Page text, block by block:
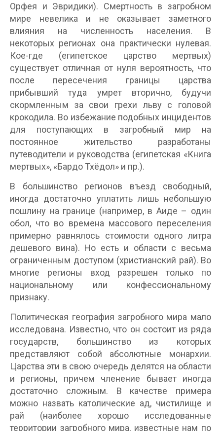
Орфея и Эвридики). Смертность в загробном
мире невелика и не оказывает заметного
влияния на численность населения. В
некоторых регионах она практически нулевая.
Кое-где (египетское царство мертвых)
существует отличная от нуля вероятность, что
после пересечения границы царства
прибывший туда умрет вторично, будучи
скормленным за свои грехи льву с головой
крокодила. Во избежание подобных инцидентов
для поступающих в загробный мир на
постоянное жительство разработаны
путеводители и руководства (египетская «Книга
мертвых», «Бардо Тхёдол» и пр.).
В большинство регионов въезд свободный,
иногда достаточно уплатить лишь небольшую
пошлину на границе (например, в Аиде – один
обол, что во времена массового переселения
примерно равнялось стоимости одного литра
дешевого вина). Но есть и области с весьма
ограниченным доступом (христианский рай). Во
многие регионы вход разрешен только по
национальному или конфессиональному
признаку.
Политическая география загробного мира мало
исследована. Известно, что он состоит из ряда
государств, большинство из которых
представляют собой абсолютные монархии.
Царства эти в свою очередь делятся на области
и регионы, причем членение бывает иногда
достаточно сложным. В качестве примера
можно назвать католические ад, чистилище и
рай (наиболее хорошо исследованные
территории загробного мира, известные нам по